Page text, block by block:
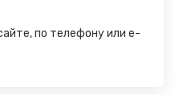
по телефону или e-